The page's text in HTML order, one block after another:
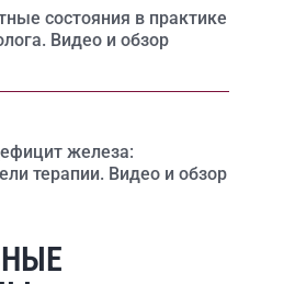
состояния в практике
Видео и обзор
железа:
терапии. Видео и обзор